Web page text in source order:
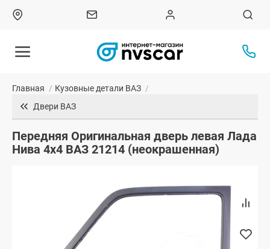
Главная / Кузовные детали ВАЗ /
Двери ВАЗ
Передняя Оригинальная дверь левая Лада
Нива 4х4 ВАЗ 21214 (неокрашенная)